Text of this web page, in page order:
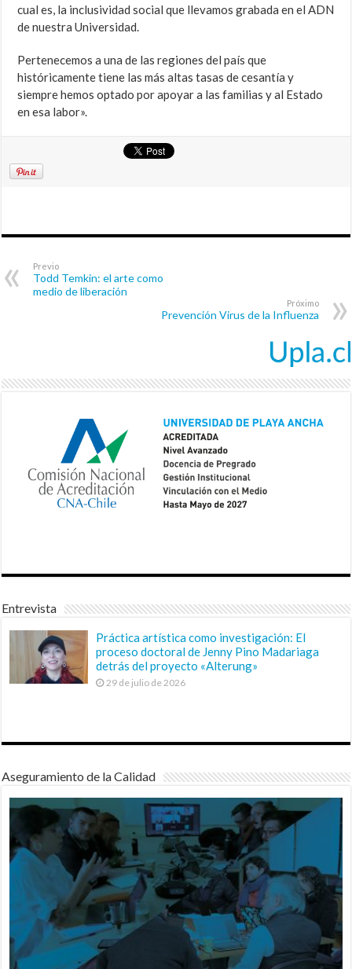
cual es, la inclusividad social que llevamos grabada en el ADN
de nuestra Universidad.
Pertenecemos a una de las regiones del país que
históricamente tiene las más altas tasas de cesantía y
siempre hemos optado por apoyar a las familias y al Estado
en esa labor».
Previo
Todd Temkin: el arte como
medio de liberación
Próximo
Prevención Virus de la Influenza
Entrevista
Práctica artística como investigación: El
proceso doctoral de Jenny Pino Madariaga
detrás del proyecto «Alterung»
29 de julio de 2026
Aseguramiento de la Calidad